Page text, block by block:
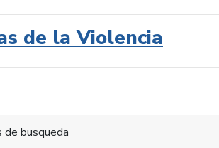
de la Violencia
busqueda